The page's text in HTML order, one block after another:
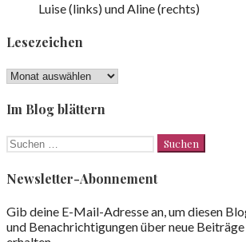
Luise (links) und Aline (rechts)
Lesezeichen
Lesezeichen
Im Blog blättern
Suchen
Newsletter-Abonnement
Gib deine E-Mail-Adresse an, um diesen
und Benachrichtigungen über neue